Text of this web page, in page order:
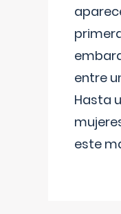
entre
Hasta
este